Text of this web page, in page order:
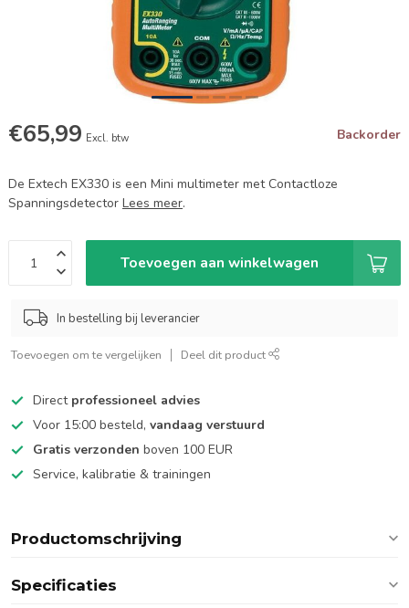
€65,99 Excl. btw Backorder
De Extech EX330 is een Mini multimeter met Contactloze
Spanningsdetector Lees meer.
Toevoegen aan winkelwagen
In bestelling bij leverancier
Toevoegen om te vergelijken Deel dit product
Direct professioneel advies
Voor 15:00 besteld, vandaag verstuurd
Gratis verzonden boven 100 EUR
Service, kalibratie & trainingen
Productomschrijving
Specificaties